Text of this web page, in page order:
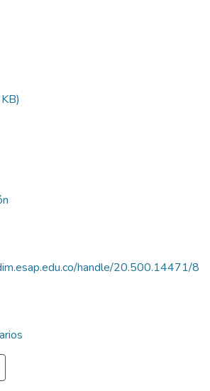
handle/20.500.14471/8